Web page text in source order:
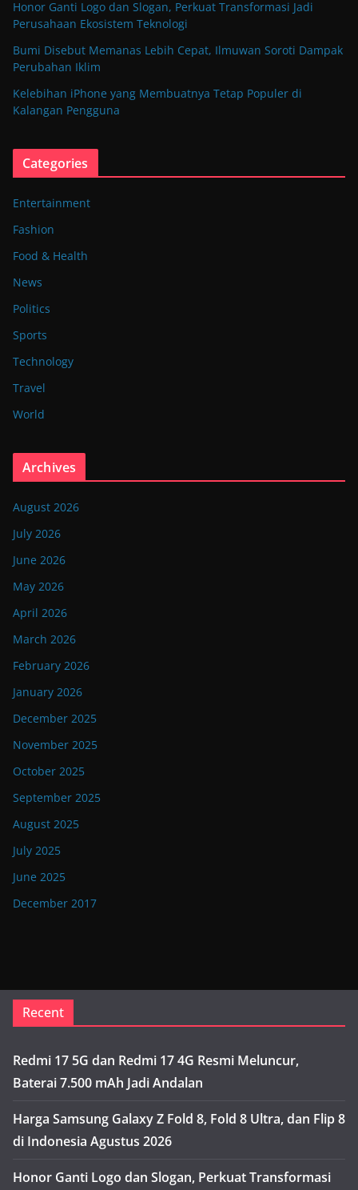
Honor Ganti Logo dan Slogan, Perkuat Transformasi Jadi
Perusahaan Ekosistem Teknologi
Bumi Disebut Memanas Lebih Cepat, Ilmuwan Soroti Dampak
Perubahan Iklim
Kelebihan iPhone yang Membuatnya Tetap Populer di
Kalangan Pengguna
Categories
Entertainment
Fashion
Food & Health
News
Politics
Sports
Technology
Travel
World
Archives
August 2026
July 2026
June 2026
May 2026
April 2026
March 2026
February 2026
January 2026
December 2025
November 2025
October 2025
September 2025
August 2025
July 2025
June 2025
December 2017
Recent
Redmi 17 5G dan Redmi 17 4G Resmi Meluncur,
Baterai 7.500 mAh Jadi Andalan
Harga Samsung Galaxy Z Fold 8, Fold 8 Ultra, dan Flip 8
di Indonesia Agustus 2026
Honor Ganti Logo dan Slogan, Perkuat Transformasi